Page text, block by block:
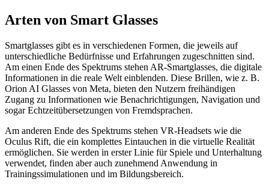
Arten von Smart Glasses
Smartglasses gibt es in verschiedenen Formen, die jeweils auf
unterschiedliche Bedürfnisse und Erfahrungen zugeschnitten sind.
Am einen Ende des Spektrums stehen AR-Smartglasses, die digitale
Informationen in die reale Welt einblenden. Diese Brillen, wie z. B.
Orion AI Glasses von Meta, bieten den Nutzern freihändigen
Zugang zu Informationen wie Benachrichtigungen, Navigation und
sogar Echtzeitübersetzungen von Fremdsprachen.
Am anderen Ende des Spektrums stehen VR-Headsets wie die
Oculus Rift, die ein komplettes Eintauchen in die virtuelle Realität
ermöglichen. Sie werden in erster Linie für Spiele und Unterhaltung
verwendet, finden aber auch zunehmend Anwendung in
Trainingssimulationen und im Bildungsbereich.